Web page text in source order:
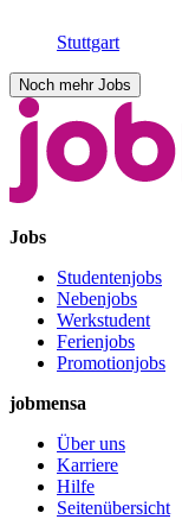
Stuttgart
Noch mehr Jobs
Jobs
Studentenjobs
Nebenjobs
Werkstudent
Ferienjobs
Promotionjobs
jobmensa
Über uns
Karriere
Hilfe
Seitenübersicht